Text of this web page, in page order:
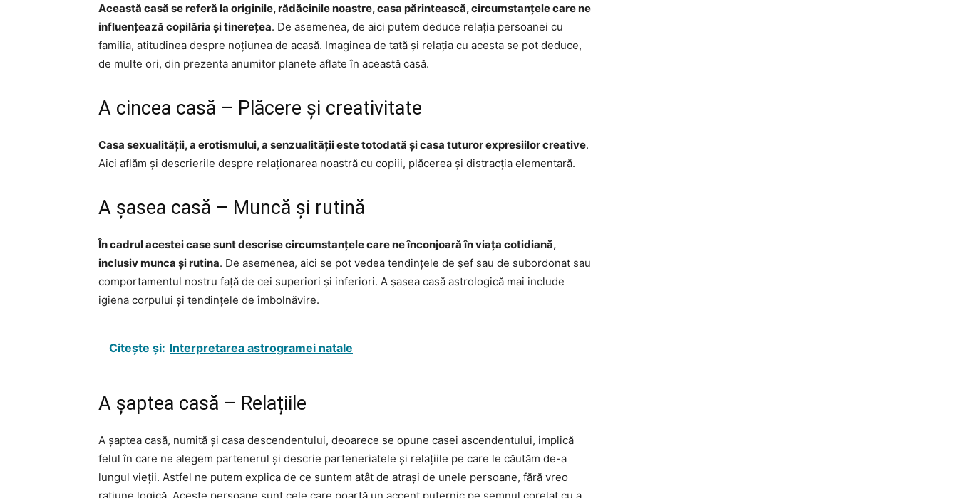
Această casă se referă la originile, rădăcinile noastre, casa părintească, circumstanțele care ne
influențează copilăria și tinerețea. De asemenea, de aici putem deduce relația persoanei cu
familia, atitudinea despre noțiunea de acasă. Imaginea de tată și relația cu acesta se pot deduce,
de multe ori, din prezenta anumitor planete aflate în această casă.
A cincea casă – Plăcere și creativitate
Casa sexualității, a erotismului, a senzualității este totodată și casa tuturor expresiilor creative.
Aici aflăm și descrierile despre relaționarea noastră cu copiii, plăcerea și distracția elementară.
A șasea casă – Muncă și rutină
În cadrul acestei case sunt descrise circumstanțele care ne înconjoară în viața cotidiană,
inclusiv munca și rutina. De asemenea, aici se pot vedea tendințele de șef sau de subordonat sau
comportamentul nostru față de cei superiori și inferiori. A șasea casă astrologică mai include
igiena corpului și tendințele de îmbolnăvire.
Citește și: Interpretarea astrogramei natale
A șaptea casă – Relațiile
A șaptea casă, numită și casa descendentului, deoarece se opune casei ascendentului, implică
felul în care ne alegem partenerul și descrie parteneriatele și relațiile pe care le căutăm de-a
lungul vieții. Astfel ne putem explica de ce suntem atât de atrași de unele persoane, fără vreo
rațiune logică. Aceste persoane sunt cele care poartă un accent puternic pe semnul corelat cu a